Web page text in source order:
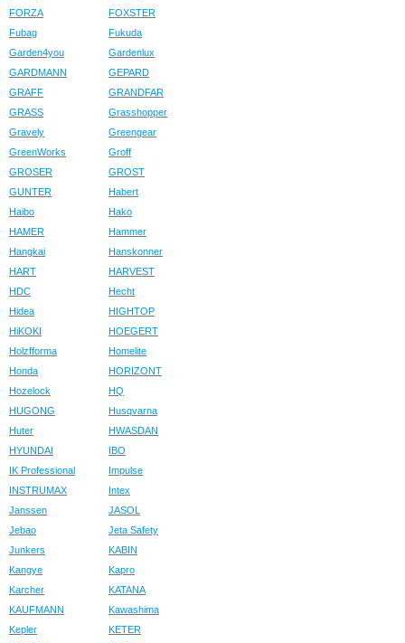
FORZA
FOXSTER
Fubag
Fukuda
Garden4you
Gardenlux
GARDMANN
GEPARD
GRAFF
GRANDFAR
GRASS
Grasshopper
Gravely
Greengear
GreenWorks
Groff
GROSER
GROST
GUNTER
Habert
Haibo
Hako
HAMER
Hammer
Hangkai
Hanskonner
HART
HARVEST
HDC
Hecht
Hidea
HIGHTOP
HiKOKI
HOEGERT
Holzfforma
Homelite
Honda
HORIZONT
Hozelock
HQ
HUGONG
Husqvarna
Huter
HWASDAN
HYUNDAI
IBO
IK Professional
Impulse
INSTRUMAX
Intex
Janssen
JASOL
Jebao
Jeta Safety
Junkers
KABIN
Kangye
Kapro
Karcher
KATANA
KAUFMANN
Kawashima
Kepler
KETER